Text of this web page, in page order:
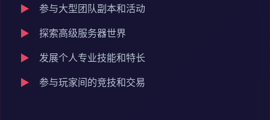
参与大型团队副本和活动
探索高级服务器世界
发展个人专业技能和特长
参与玩家间的竞技和交易